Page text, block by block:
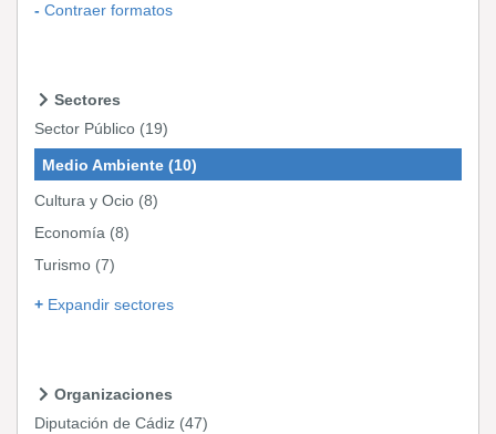
Contraer formatos
Sectores
Sector Público (19)
Medio Ambiente (10)
Cultura y Ocio (8)
Economía (8)
Turismo (7)
Expandir sectores
Organizaciones
Diputación de Cádiz (47)